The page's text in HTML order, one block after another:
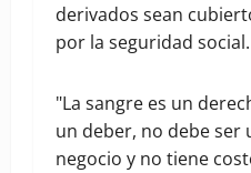
derivados sean
por la seguridad social.
"La sangre es un
un deber, no debe ser
negocio y no tiene